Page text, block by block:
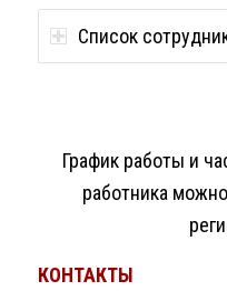
Список
График работы и
работника
КОНТАКТЫ